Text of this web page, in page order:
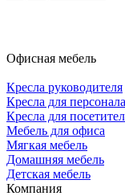
Офисная мебель
Кресла руководителя
Кресла для персонала
Кресла для
Мебель для офиса
Мягкая мебель
Домашняя мебель
Детская мебель
Компания